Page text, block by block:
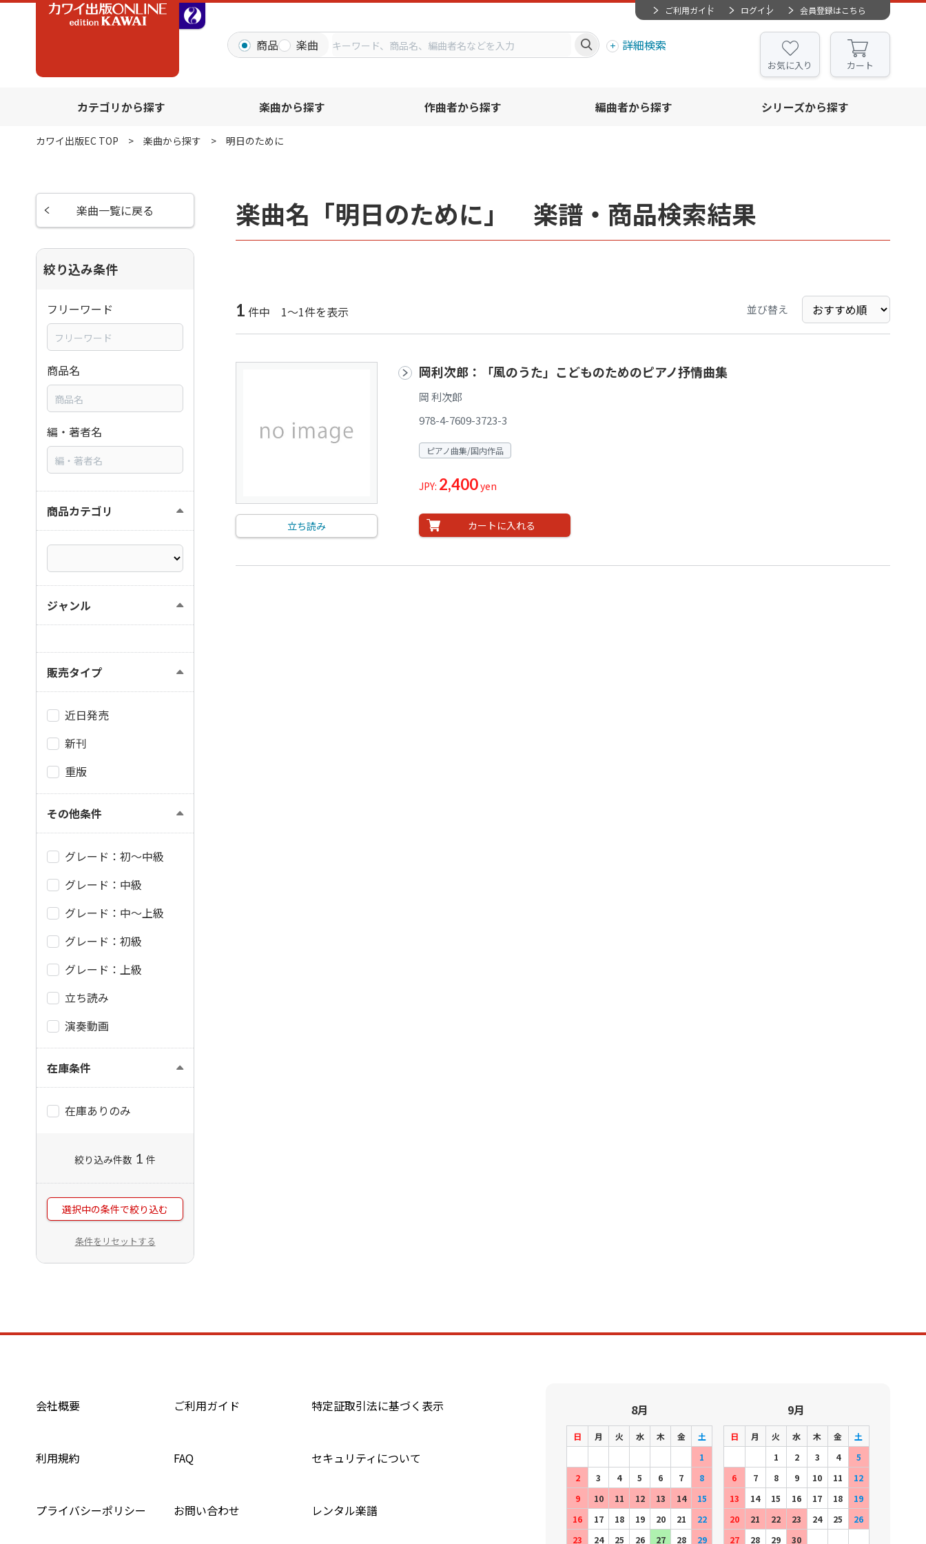
ご利用ガイド ログイン 会員登録はこちら
商品 楽曲 詳細検索
お気に入り カート
カテゴリから探す 楽曲から探す 作曲者から探す 編曲者から探す シリーズから探す
カワイ出版EC TOP 楽曲から探す 明日のために
楽曲名「明日のために」 楽譜・商品検索結果
1 件中 1～1件を表示 並び替え
立ち読み
岡利次郎：「風のうた」こどものためのピアノ抒情曲集
岡 利次郎
978-4-7609-3723-3
ピアノ曲集/国内作品
JPY: 2,400yen
カートに入れる
楽曲一覧に戻る
絞り込み条件
フリーワード
商品名
編・著者名
商品カテゴリ
ジャンル
販売タイプ
近日発売
新刊
重版
その他条件
グレード：初～中級
グレード：中級
グレード：中～上級
グレード：初級
グレード：上級
立ち読み
演奏動画
在庫条件
在庫ありのみ
絞り込み件数 1 件
選択中の条件で絞り込む
条件をリセットする
会社概要 ご利用ガイド 特定証取引法に基づく表示
利用規約 FAQ セキュリティについて
プライバシーポリシー お問い合わせ レンタル楽譜
8月
日 月 火 水 木 金
土
1
2
3 4 5 6 7
8
9
10 11 12 13 14
15
16
17 18 19 20 21
22
23
24 25 26 27 28 29
9月
日 月 火 水 木 金
土
1
2 3 4
5
6
7 8 9 10 11
12
13
14 15 16 17 18
19
20
21 22 23 24 25
26
27
28 29 30